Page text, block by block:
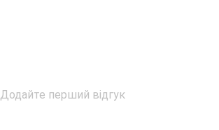
Додайте перший відгук